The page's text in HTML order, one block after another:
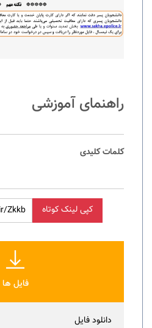
راهنمای آموزشی
کلمات کلیدی
کپی لینک کوتاه
فایل ها
دانلود فایل